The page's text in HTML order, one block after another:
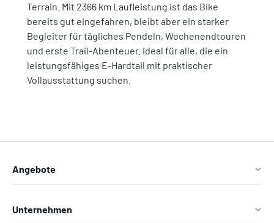
Terrain. Mit 2366 km Laufleistung ist das Bike
bereits gut eingefahren, bleibt aber ein starker
Begleiter für tägliches Pendeln, Wochenendtouren
und erste Trail-Abenteuer. Ideal für alle, die ein
leistungsfähiges E-Hardtail mit praktischer
Vollausstattung suchen.
Angebote
Unternehmen